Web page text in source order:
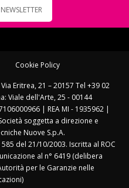
Cookie Policy
Eritrea, 21 – 20157 Tel +39 02
Viale dell'Arte, 25 - 00144
| REA MI - 1935962 |
soggetta a direzione e
Nuove S.p.A.
del 21/10/2003. Iscritta al ROC
al n° 6419 (delibera
per le Garanzie nelle